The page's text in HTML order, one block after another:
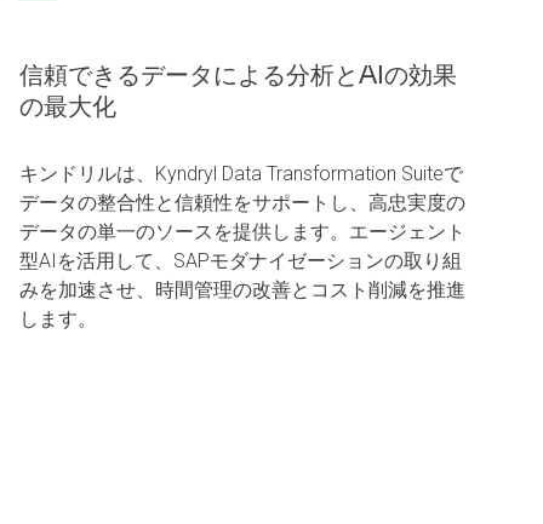
信頼できるデータによる分析とAIの効果
の最大化
キンドリルは、Kyndryl Data Transformation Suiteで
データの整合性と信頼性をサポートし、高忠実度の
データの単一のソースを提供します。エージェント
型AIを活用して、SAPモダナイゼーションの取り組
みを加速させ、時間管理の改善とコスト削減を推進
します。​ ​